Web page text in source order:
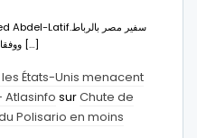
ووفقا له، فإن هذا الإجراء يهدف إلى […]
États-Unis menacent
Atlasinfo surChute de
Polisario en moins